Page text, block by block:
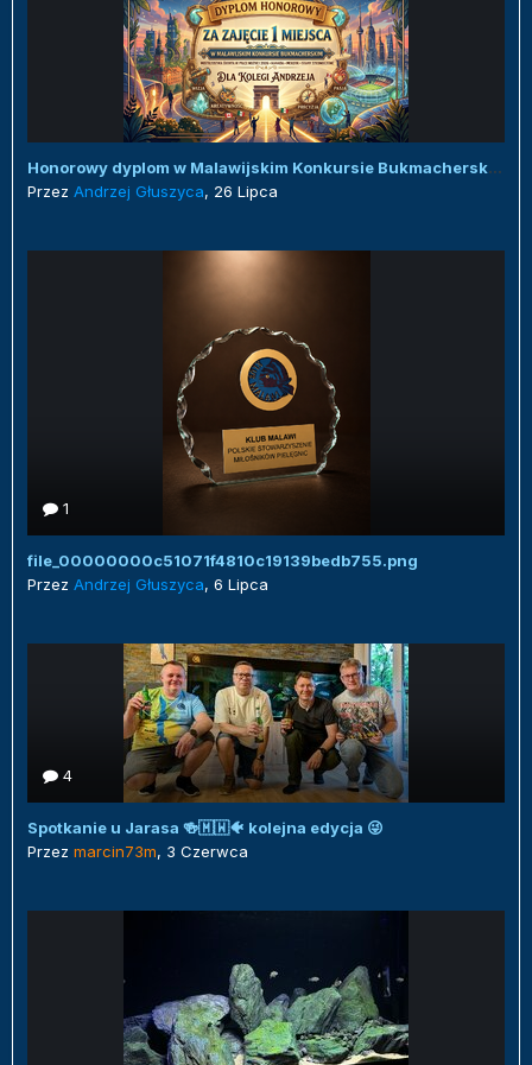
Honorowy dyplom w Malawijskim Konkursie Bukmacherskim :)
Przez Andrzej Głuszyca, 26 Lipca
1
file_00000000c51071f4810c19139bedb755.png
Przez Andrzej Głuszyca, 6 Lipca
4
Spotkanie u Jarasa 🍻🇲🇼🐠 kolejna edycja 😜
Przez marcin73m, 3 Czerwca